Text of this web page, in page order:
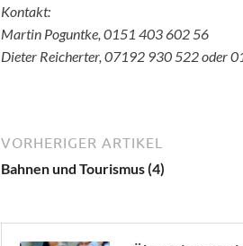
Kontakt:
Martin Poguntke, 0151 403 602 56
Dieter Reicherter, 07192 930 522 oder
VORHERIGER ARTIKEL
Bahnen und Tourismus (4)